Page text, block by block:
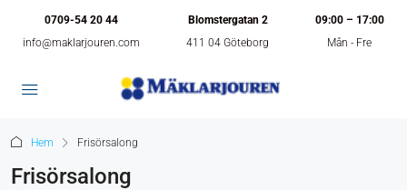
0709-54 20 44
info@maklarjouren.com
Blomstergatan 2
411 04 Göteborg
09:00 – 17:00
Mån - Fre
Hem Frisörsalong
Frisörsalong